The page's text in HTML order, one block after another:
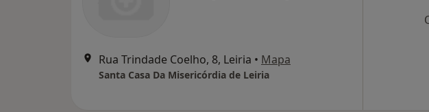
Rua Trindade Coelho, 8, Leiria • Mapa
Santa Casa Da Misericórdia de Leiria